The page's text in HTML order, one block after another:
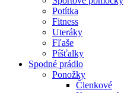
Potítka
Fitness
Uteráky
Fľaše
Píšťalky
Spodné prádlo
Ponožky
Členkové